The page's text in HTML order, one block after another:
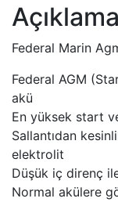
Açıklama
Federal Marin
Federal AGM
akü
En yüksek start
Sallantıdan
elektrolit
Düşük iç direnç
Normal akülere